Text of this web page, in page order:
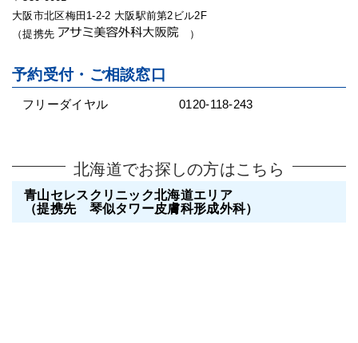
大阪市北区梅田1-2-2 大阪駅前第2ビル2F
（提携先
）
予約受付・ご相談窓口
フリーダイヤル 0120-118-243
北海道でお探しの方はこちら
青山セレスクリニック北海道エリア
（提携先 琴似タワー皮膚科形成外科）